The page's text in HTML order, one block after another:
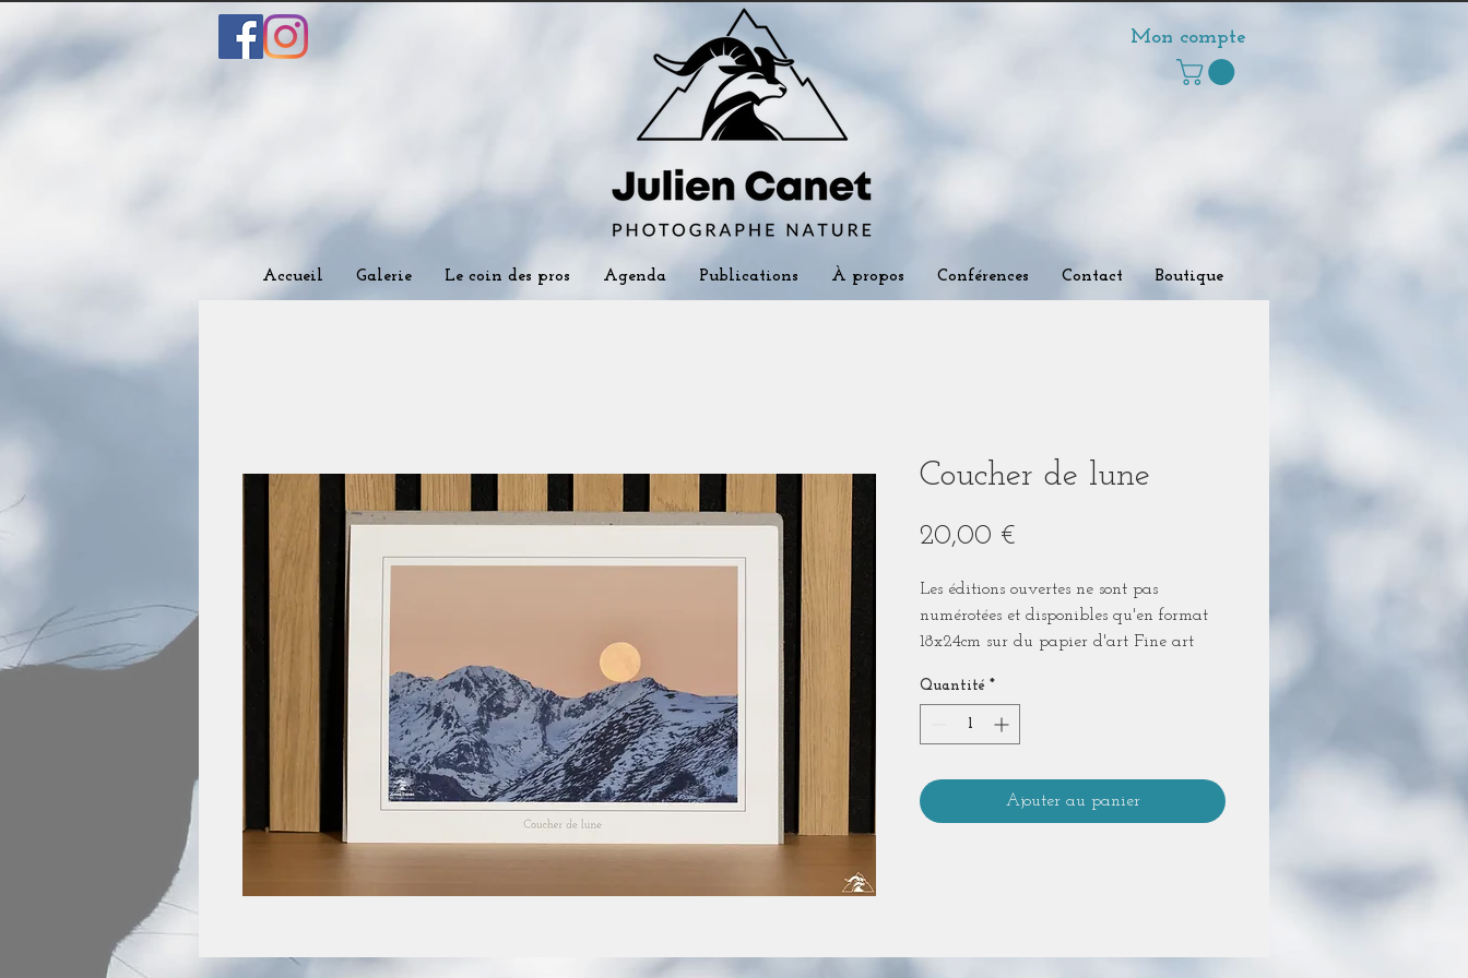
Mon compte
Accueil Galerie Le coin des pros Agenda Publications À propos Conférences Contact Boutique
Coucher de lune
20,00 €
Les éditions ouvertes ne sont pas
numérotées et disponibles qu'en format
18x24cm sur du papier d'art Fine art
Tirage non encadré livré sous pochette
transparente.
Quantité *
Ajouter au panier